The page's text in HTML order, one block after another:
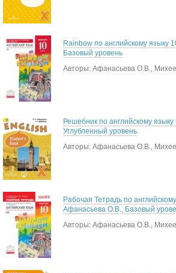
Rainbow по английскому языку
Базовый уровень
Авторы: Афанасьева О.В.,
Решебник по английскому
Углубленный уровень
Авторы: Афанасьева О.В.,
Рабочая Тетрадь по
Афанасьева О.В., Базовый
Авторы: Афанасьева О.В.,